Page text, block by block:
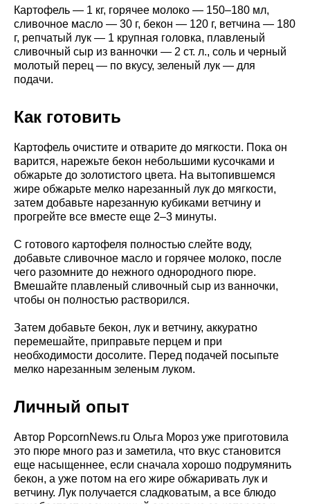
Картофель — 1 кг, горячее молоко — 150–180 мл,
сливочное масло — 30 г, бекон — 120 г, ветчина — 180
г, репчатый лук — 1 крупная головка, плавленый
сливочный сыр из ванночки — 2 ст. л., соль и черный
молотый перец — по вкусу, зеленый лук — для
подачи.
Как готовить
Картофель очистите и отварите до мягкости. Пока он
варится, нарежьте бекон небольшими кусочками и
обжарьте до золотистого цвета. На вытопившемся
жире обжарьте мелко нарезанный лук до мягкости,
затем добавьте нарезанную кубиками ветчину и
прогрейте все вместе еще 2–3 минуты.
С готового картофеля полностью слейте воду,
добавьте сливочное масло и горячее молоко, после
чего разомните до нежного однородного пюре.
Вмешайте плавленый сливочный сыр из ванночки,
чтобы он полностью растворился.
Затем добавьте бекон, лук и ветчину, аккуратно
перемешайте, приправьте перцем и при
необходимости досолите. Перед подачей посыпьте
мелко нарезанным зеленым луком.
Личный опыт
Автор PopcornNews.ru Ольга Мороз уже приготовила
это пюре много раз и заметила, что вкус становится
еще насыщеннее, если сначала хорошо подрумянить
бекон, а уже потом на его жире обжаривать лук и
ветчину. Лук получается сладковатым, а все блюдо